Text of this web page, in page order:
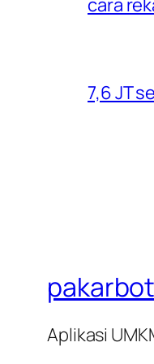
cara
7,6 JT
Aplikasi